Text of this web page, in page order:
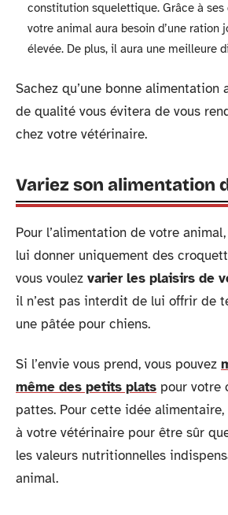
constitution squelettique. Grâce à
votre animal aura besoin d’une ration
élevée. De plus, il aura une meilleure
Sachez qu’une bonne alimentation
de qualité vous évitera de vous
chez votre vétérinaire.
Variez son alimentation
Pour l’alimentation de votre
lui donner uniquement des
vous voulez varier les plaisirs de
il n’est pas interdit de lui offrir de
une pâtée pour chiens.
Si l’envie vous prend, vous pouvez
même des petits plats pour votre
pattes. Pour cette idée
à votre vétérinaire pour être sûr
les valeurs nutritionnelles
animal.